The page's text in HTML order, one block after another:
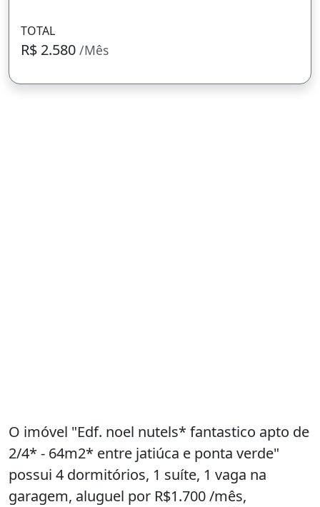
TOTAL
R$ 2.580 /Mês
O imóvel "Edf. noel nutels* fantastico apto de
2/4* - 64m2* entre jatiúca e ponta verde"
possui 4 dormitórios, 1 suíte, 1 vaga na
garagem, aluguel por R$1.700 /mês,